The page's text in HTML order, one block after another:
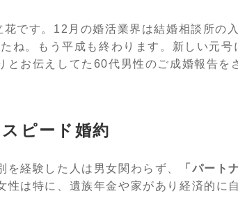
です。12月の婚活業界は結婚相談所の入
ね。もう平成も終わります。新しい元号
お伝えしてた60代男性のご成婚報告を
ピード婚約
経験した人は男女関わらず、
「パート
性は特に、遺族年金や家があり経済的に自